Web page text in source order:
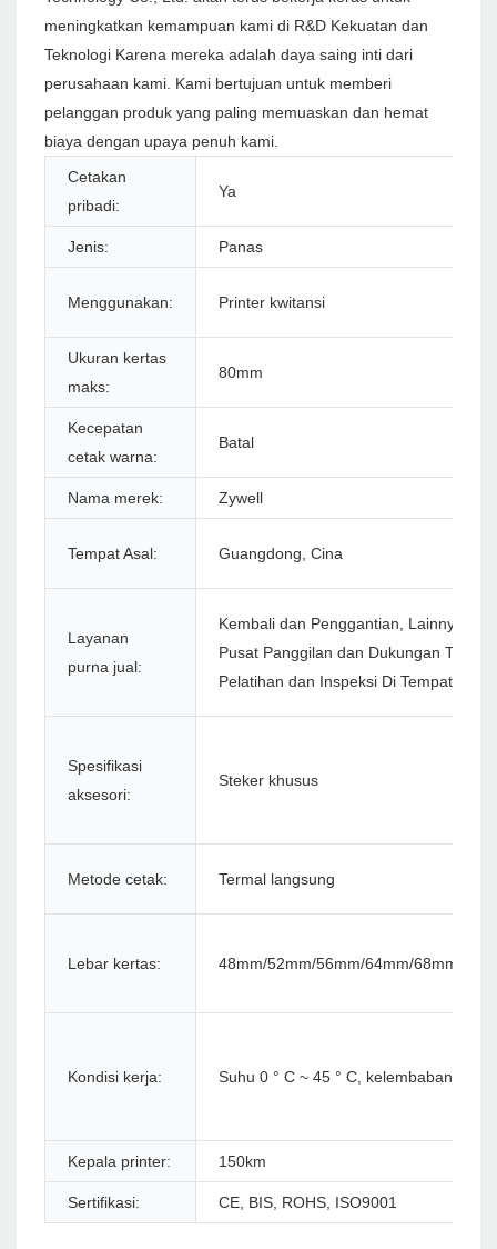
meningkatkan kemampuan kami di R&D Kekuatan dan
Teknologi Karena mereka adalah daya saing inti dari
perusahaan kami. Kami bertujuan untuk memberi
pelanggan produk yang paling memuaskan dan hemat
biaya dengan upaya penuh kami.
Cetakan
pribadi:
Ya
Jenis: Panas
Menggunakan: Printer kwitansi
Ukuran kertas
maks:
80mm
Kecepatan
cetak warna:
Batal
Nama merek: Zywell
Tempat Asal: Guangdong, Cina
Layanan
purna jual:
Kembali dan Penggantian, Lainnya,
Pusat Panggilan dan Dukungan Teknis
Pelatihan dan Inspeksi Di Tempat
Spesifikasi
aksesori:
Steker khusus
Metode cetak: Termal langsung
Lebar kertas: 48mm/52mm/56mm/64mm/68mm/
Kondisi kerja: Suhu 0 ° C ~ 45 ° C, kelembaban
Kepala printer: 150km
Sertifikasi: CE, BIS, ROHS, ISO9001